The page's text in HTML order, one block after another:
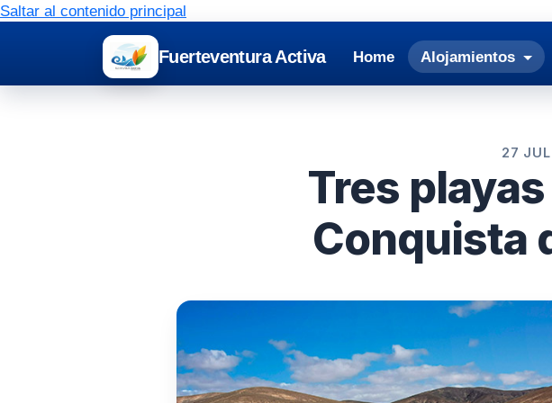
Saltar al contenido principal
Fuerteventura Activa Home Alojamientos
27
Tres
Conquista